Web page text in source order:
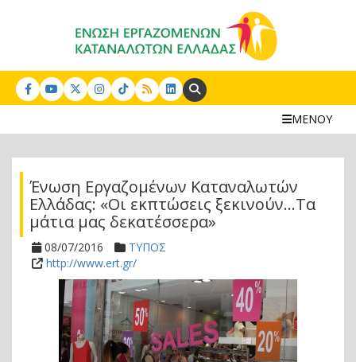
Search:
ΜΕΝΟΥ
Ένωση Εργαζομένων Καταναλωτών
Ελλάδας: «Οι εκπτώσεις ξεκινούν…Τα
μάτια μας δεκατέσσερα»
08/07/2016
ΤΥΠΟΣ
http://www.ert.gr/